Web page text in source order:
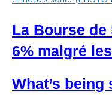
La Bourse de
6% malgré
What’s